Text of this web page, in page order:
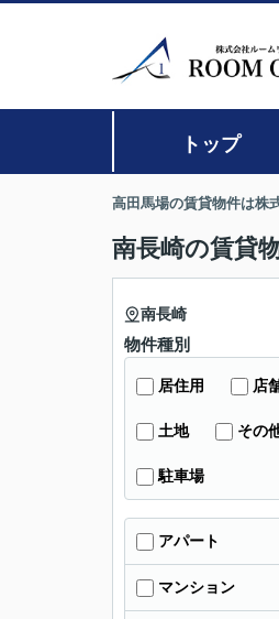
トップ
高田馬場の賃貸物件は株
南長崎の賃貸
南長崎
物件種別
居住用 店
土地 その
駐車場
アパート
マンション